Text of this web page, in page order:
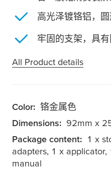
高光泽镀铬铝，
牢固的支架，具
All Product details
Color: 铬金属色
Dimensions: 92mm x
Package content: 1 x
adapters, 1 x
manual